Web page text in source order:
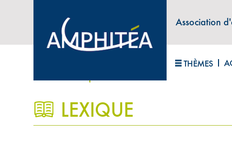
Association
THÈMES
ABONNEZ-VOUS À LA LETTRE
LEXIQUE